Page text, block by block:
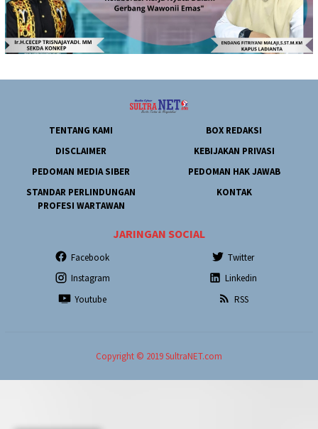
TENTANG KAMI
BOX REDAKSI
DISCLAIMER
KEBIJAKAN PRIVASI
PEDOMAN MEDIA SIBER
PEDOMAN HAK JAWAB
STANDAR PERLINDUNGAN
PROFESI WARTAWAN
KONTAK
JARINGAN SOCIAL
Facebook
Twitter
Instagram
Linkedin
Youtube
RSS
Copyright © 2019 SultraNET.com